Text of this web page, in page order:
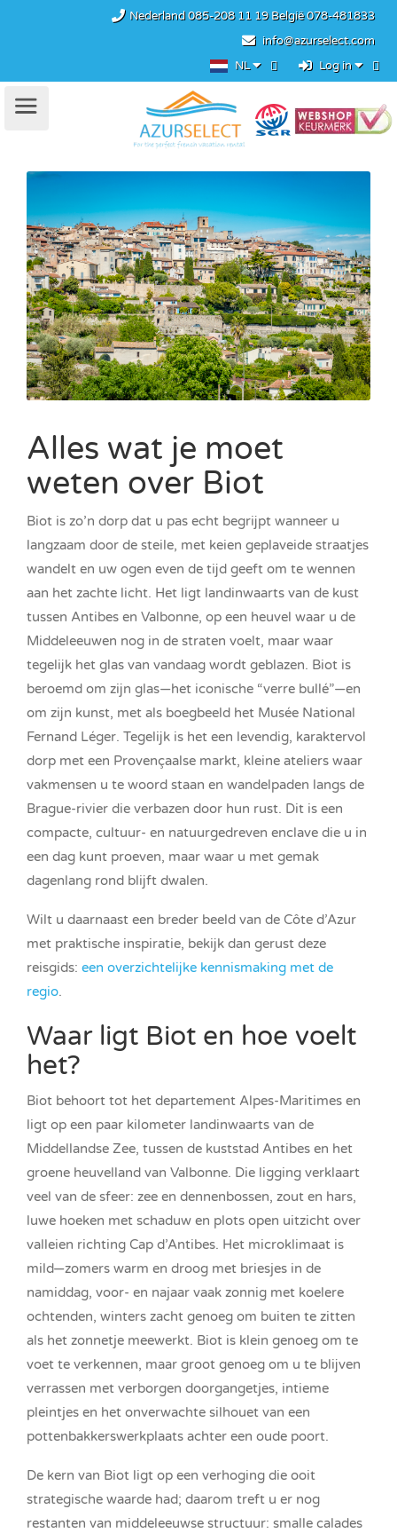
Nederland085-208 11 19België078-481833
info@azurselect.com
NL
Log in
Alles wat je moet
weten over Biot
Biot is zo’n dorp dat u pas echt begrijpt wanneer u
langzaam door de steile, met keien geplaveide straatjes
wandelt en uw ogen even de tijd geeft om te wennen
aan het zachte licht. Het ligt landinwaarts van de kust
tussen Antibes en Valbonne, op een heuvel waar u de
Middeleeuwen nog in de straten voelt, maar waar
tegelijk het glas van vandaag wordt geblazen. Biot is
beroemd om zijn glas—het iconische “verre bullé”—en
om zijn kunst, met als boegbeeld het Musée National
Fernand Léger. Tegelijk is het een levendig, karaktervol
dorp met een Provençaalse markt, kleine ateliers waar
vakmensen u te woord staan en wandelpaden langs de
Brague-rivier die verbazen door hun rust. Dit is een
compacte, cultuur- en natuurgedreven enclave die u in
een dag kunt proeven, maar waar u met gemak
dagenlang rond blijft dwalen.
Wilt u daarnaast een breder beeld van de Côte d’Azur
met praktische inspiratie, bekijk dan gerust deze
reisgids: een overzichtelijke kennismaking met de
regio.
Waar ligt Biot en hoe voelt
het?
Biot behoort tot het departement Alpes-Maritimes en
ligt op een paar kilometer landinwaarts van de
Middellandse Zee, tussen de kuststad Antibes en het
groene heuvelland van Valbonne. Die ligging verklaart
veel van de sfeer: zee en dennenbossen, zout en hars,
luwe hoeken met schaduw en plots open uitzicht over
valleien richting Cap d’Antibes. Het microklimaat is
mild—zomers warm en droog met briesjes in de
namiddag, voor- en najaar vaak zonnig met koelere
ochtenden, winters zacht genoeg om buiten te zitten
als het zonnetje meewerkt. Biot is klein genoeg om te
voet te verkennen, maar groot genoeg om u te blijven
verrassen met verborgen doorgangetjes, intieme
pleintjes en het onverwachte silhouet van een
pottenbakkerswerkplaats achter een oude poort.
De kern van Biot ligt op een verhoging die ooit
strategische waarde had; daarom treft u er nog
restanten van middeleeuwse structuur: smalle calades